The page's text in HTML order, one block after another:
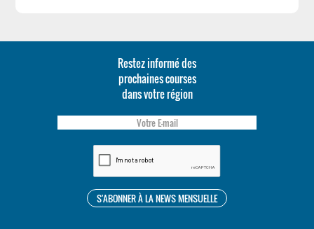
Restez informé des
prochaines courses
dans votre région